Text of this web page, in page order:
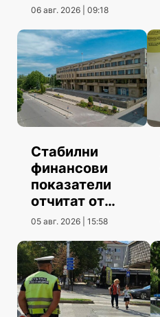
06 авг. 2026 | 09:18
Стабилни
финансови
показатели
отчитат от
Община
05 авг. 2026 | 15:58